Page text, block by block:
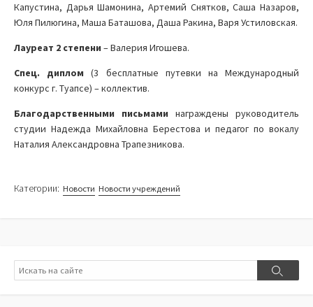
Капустина, Дарья Шамонина, Артемий Снятков, Саша Назаров,
Юля Пилюгина, Маша Баташова, Даша Ракина, Варя Устиловская.
Лауреат 2 степени – Валерия Игошева.
Спец. диплом (3 бесплатные путевки на Международный
конкурс г. Туапсе) – коллектив.
Благодарственными письмами награждены руководитель
студии Надежда Михайловна Берестова и педагог по вокалу
Наталия Александровна Трапезникова.
Категории: Новости Новости учреждений
Поиск
Поиск